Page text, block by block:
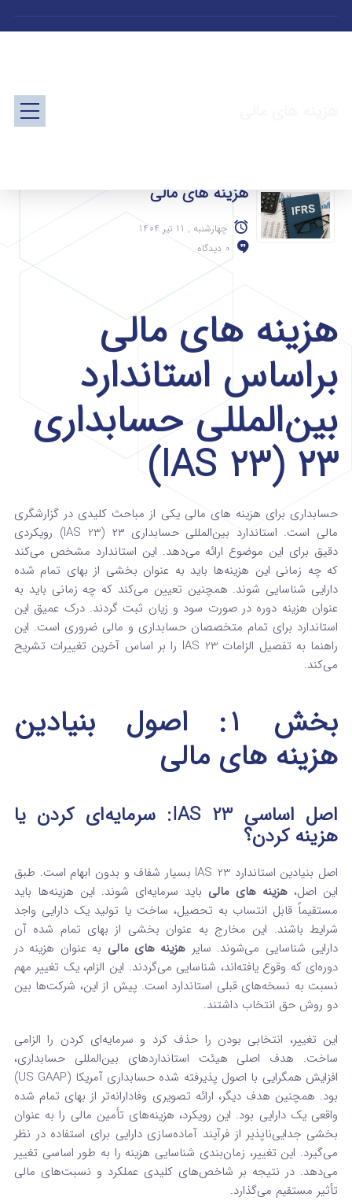
هزینه‌ های مالی
چهارشنبه , 11 تیر 1404
0 دیدگاه
هزینه‌ های مالی
براساس استاندارد
بین‌المللی حسابداری
۲۳ (IAS 23)
حسابداری برای هزینه‌ های مالی یکی از مباحث کلیدی در گزارشگری
مالی است. استاندارد بین‌المللی حسابداری ۲۳ (IAS 23) رویکردی
دقیق برای این موضوع ارائه می‌دهد. این استاندارد مشخص می‌کند
که چه زمانی این هزینه‌ها باید به عنوان بخشی از بهای تمام شده
دارایی شناسایی شوند. همچنین تعیین می‌کند که چه زمانی باید به
عنوان هزینه دوره در صورت سود و زیان ثبت گردند. درک عمیق این
استاندارد برای تمام متخصصان حسابداری و مالی ضروری است. این
راهنما به تفصیل الزامات IAS 23 را بر اساس آخرین تغییرات تشریح
می‌کند.
بخش ۱: اصول بنیادین
هزینه‌ های مالی
اصل اساسی IAS 23: سرمایه‌ای کردن یا
هزینه کردن؟
اصل بنیادین استاندارد IAS 23 بسیار شفاف و بدون ابهام است. طبق
این اصل، هزینه‌ های مالی باید سرمایه‌ای شوند. این هزینه‌ها باید
مستقیماً قابل انتساب به تحصیل، ساخت یا تولید یک دارایی واجد
شرایط باشند. این مخارج به عنوان بخشی از بهای تمام شده آن
دارایی شناسایی می‌شوند. سایر هزینه‌ های مالی به عنوان هزینه در
دوره‌ای که وقوع یافته‌اند، شناسایی می‌گردند. این الزام، یک تغییر مهم
نسبت به نسخه‌های قبلی استاندارد است. پیش از این، شرکت‌ها بین
دو روش حق انتخاب داشتند.
این تغییر، انتخابی بودن را حذف کرد و سرمایه‌ای کردن را الزامی
ساخت. هدف اصلی هیئت استانداردهای بین‌المللی حسابداری،
افزایش همگرایی با اصول پذیرفته شده حسابداری آمریکا (US GAAP)
بود. همچنین هدف دیگر، ارائه تصویری وفادارانه‌تر از بهای تمام شده
واقعی یک دارایی بود. این رویکرد، هزینه‌های تأمین مالی را به عنوان
بخشی جدایی‌ناپذیر از فرآیند آماده‌سازی دارایی برای استفاده در نظر
می‌گیرد. این تغییر، زمان‌بندی شناسایی هزینه را به طور اساسی تغییر
می‌دهد. در نتیجه بر شاخص‌های کلیدی عملکرد و نسبت‌های مالی
تأثیر مستقیم می‌گذارد.